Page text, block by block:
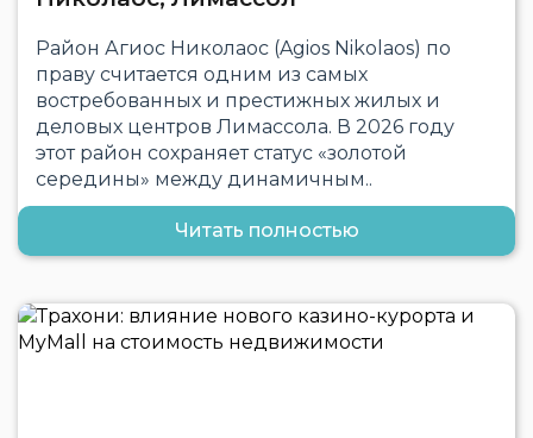
Район Агиос Николаос (Agios Nikolaos) по
праву считается одним из самых
востребованных и престижных жилых и
деловых центров Лимассола. В 2026 году
этот район сохраняет статус «золотой
середины» между динамичным..
Читать полностью